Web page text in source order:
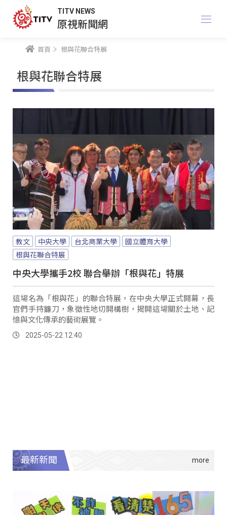
TITV NEWS
原視新聞網
首頁 根與花聯合特展
根與花聯合特展
教文 中央大學 台北商業大學
國立體育大學
根與花聯合特展
中央大學攜手2校 聯合舉辦「根與花」特展
這場名為「根與花」的聯合特展，在中央大學正式開幕，長
官們手持鐮刀，象徵性地切開構樹，揭開這場關於土地、記
憶與文化傳承的藝術展覽。
2025-05-22 12:40
最新新聞